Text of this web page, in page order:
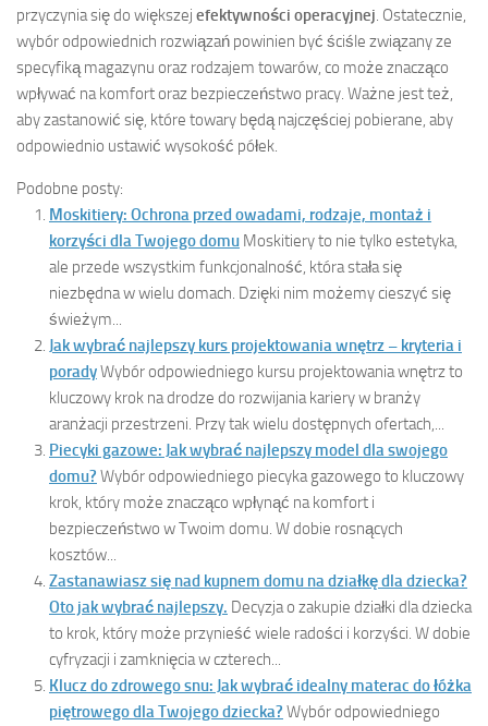
przyczynia się do większej efektywności operacyjnej. Ostatecznie,
wybór odpowiednich rozwiązań powinien być ściśle związany ze
specyfiką magazynu oraz rodzajem towarów, co może znacząco
wpływać na komfort oraz bezpieczeństwo pracy. Ważne jest też,
aby zastanowić się, które towary będą najczęściej pobierane, aby
odpowiednio ustawić wysokość półek.
Podobne posty:
Moskitiery: Ochrona przed owadami, rodzaje, montaż i
korzyści dla Twojego domu Moskitiery to nie tylko estetyka,
ale przede wszystkim funkcjonalność, która stała się
niezbędna w wielu domach. Dzięki nim możemy cieszyć się
świeżym...
Jak wybrać najlepszy kurs projektowania wnętrz – kryteria i
poradyWybór odpowiedniego kursu projektowania wnętrz to
kluczowy krok na drodze do rozwijania kariery w branży
aranżacji przestrzeni. Przy tak wielu dostępnych ofertach,...
Piecyki gazowe: Jak wybrać najlepszy model dla swojego
domu? Wybór odpowiedniego piecyka gazowego to kluczowy
krok, który może znacząco wpłynąć na komfort i
bezpieczeństwo w Twoim domu. W dobie rosnących
kosztów...
Zastanawiasz się nad kupnem domu na działkę dla dziecka?
Oto jak wybrać najlepszy. Decyzja o zakupie działki dla dziecka
to krok, który może przynieść wiele radości i korzyści. W dobie
cyfryzacji i zamknięcia w czterech...
Klucz do zdrowego snu: Jak wybrać idealny materac do łóżka
piętrowego dla Twojego dziecka? Wybór odpowiedniego